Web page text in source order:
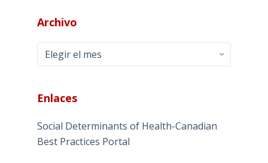
Archivo
Archivo
Enlaces
Social Determinants of Health-Canadian
Best Practices Portal